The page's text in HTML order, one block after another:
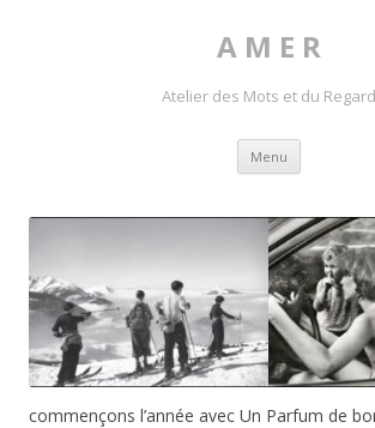
A M E R
Atelier des Mots et du Regard
Menu Skip to
commençons l’année avec Un Parfum de